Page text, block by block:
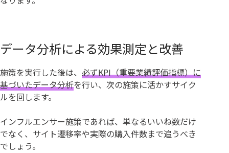
データ分析による効果測定と改善
施策を実行した後は、 必ずKPI（重要業績評価指標）に
基づいたデータ分析を行い、次の施策に活かすサイク
ルを回します。
インフルエンサー施策であれば、単なるいいね数だけ
でなく、サイト遷移率や実際の購入件数まで追うべき
でしょう。